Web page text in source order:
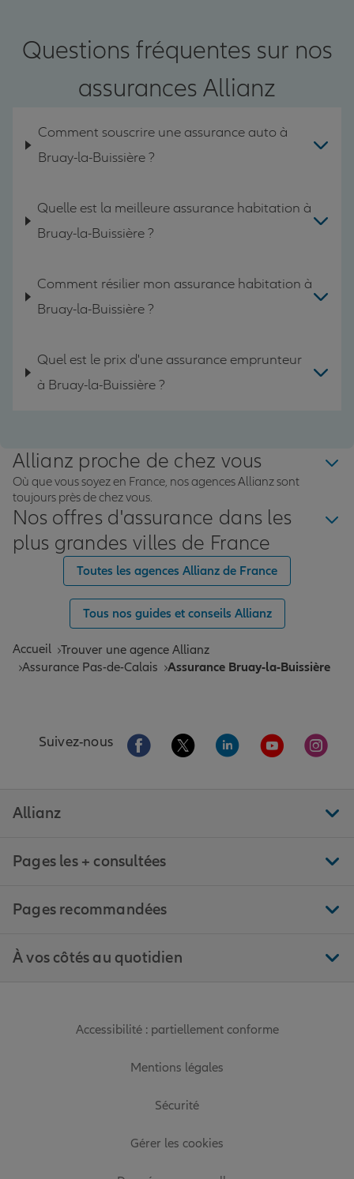
Questions fréquentes sur nos
assurances Allianz
Comment souscrire une assurance auto à
Bruay-la-Buissière ?
Quelle est la meilleure assurance habitation à
Bruay-la-Buissière ?
Comment résilier mon assurance habitation à
Bruay-la-Buissière ?
Quel est le prix d'une assurance emprunteur
à Bruay-la-Buissière ?
Allianz proche de chez vous
Où que vous soyez en France, nos agences Allianz sont
toujours près de chez vous.
Nos offres d'assurance dans les
plus grandes villes de France
Toutes les agences Allianz de France
Tous nos guides et conseils Allianz
Accueil Trouver une agence Allianz
Assurance Pas-de-Calais
Assurance Bruay-la-Buissière
Suivez-nous Aller sur la page Facebook de Allianz
Aller sur la page Twitter de
Aller sur la page
Aller sur la
Aller
Allianz
Pages les + consultées
Pages recommandées
À vos côtés au quotidien
Accessibilité : partiellement conforme
Mentions légales
Sécurité
Gérer les cookies